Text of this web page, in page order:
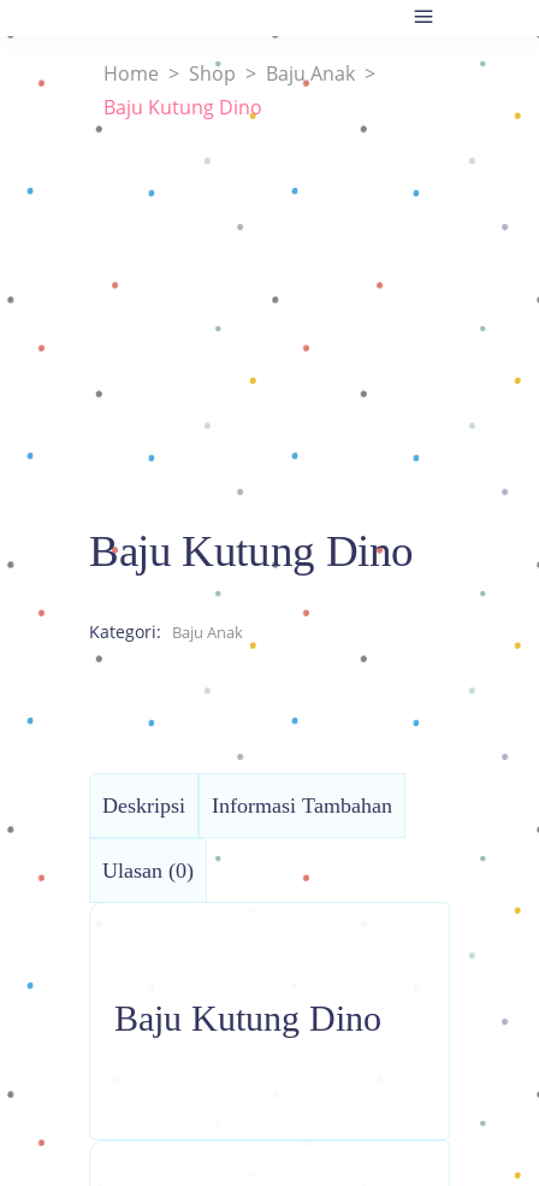
Home > Shop > Baju Anak >
Baju Kutung Dino
Baju Kutung Dino
Kategori: Baju Anak
Deskripsi Informasi Tambahan
Ulasan (0)
Baju Kutung Dino